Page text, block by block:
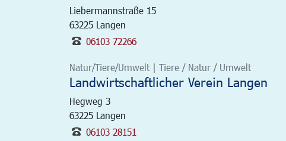
Liebermannstraße 15
63225 Langen
06103 72266
Natur/Tiere/Umwelt | Tiere / Natur / Umwelt
Landwirtschaftlicher Verein Langen
Hegweg 3
63225 Langen
06103 28151